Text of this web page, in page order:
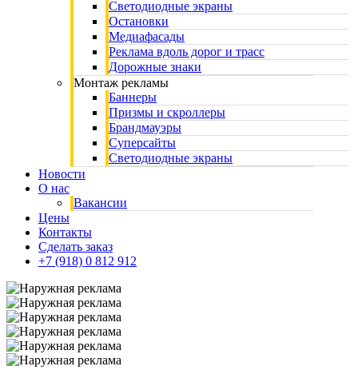
Светодиодные экраны
Остановки
Медиафасады
Реклама вдоль дорог и трасс
Дорожные знаки
Монтаж рекламы
Баннеры
Призмы и скроллеры
Брандмауэры
Суперсайты
Cветодиодные экраны
Новости
О нас
Вакансии
Цены
Контакты
Сделать заказ
+7 (918) 0 812 912